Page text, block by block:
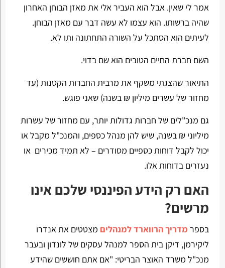
אמר לי שאין. אבל הוא העביר אלי את מאזן הבוחן האחרון
שהיה ברשותו. הוא עצמו לא עשה דבר עם מאזן הבוחן.
לעיתים הוא הסתכל על השורה התחתונה ותו לא.
השם חברת החיים הטובים הוא שם בדוי.
התיאור שהצגתי משקף את מרבית החברות הקטנות (עד
מחזור של עשרים מיליון ₪ בשנה) שאני פוגש.
גם מנכ"לים של חברות גדולות יותר, עם מחזור של עשרות
מיליוני ₪ בשנה, שיש להן מנהל כספים, והמנכ"ל מקבל או
יכול לקבל דוחות כספיים מסודרים – לא תמיד מכירים או
נעזרים בדוחות אלו.
האם רק הידע הפיננסי שלכם אינו
מרשים?
בספר מדריך הרווארד למנהלים מצטטים את אנדרו
ליקירמן, דיקן בית הספר למנהל עסקים של לונדון ובעבר
מנכ"ל משרד האוצר הבריטי: "אם אתם חוששים שהידע